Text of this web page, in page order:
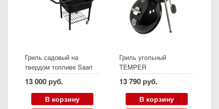
Гриль садовый на
твердом топливе Saari
Mobile
13 000 руб.
В корзину
Гриль угольный
TEMPER
13 790 руб.
В корзину